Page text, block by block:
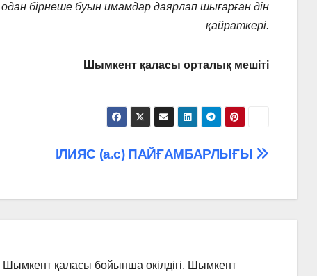
бірнеше буын имамдар даярлап шығарған дін
қайраткері.
Шымкент қаласы орталық мешіті
ІЛИЯС (а.с) ПАЙҒАМБАРЛЫҒЫ
қаласы бойынша өкілдігі, Шымкент